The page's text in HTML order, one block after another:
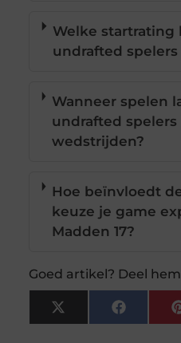
Welke startrating
undrafted spelers
Wanneer spelen
undrafted
wedstrijden?
Hoe beïnvloedt
keuze je game
Madden 17?
Goed artikel? Deel
X
(Twitter)